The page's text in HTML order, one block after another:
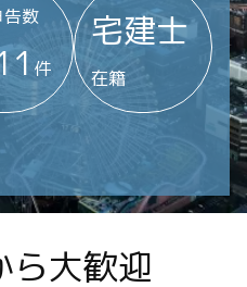
数
件
宅建士
在籍
ら大歓迎